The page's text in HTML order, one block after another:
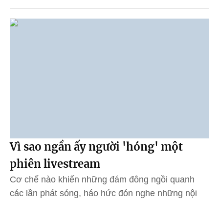
Vì sao ngần ấy người 'hóng' một
phiên livestream
Cơ chế nào khiến những đám đông ngồi quanh
các lần phát sóng, háo hức đón nghe những nội